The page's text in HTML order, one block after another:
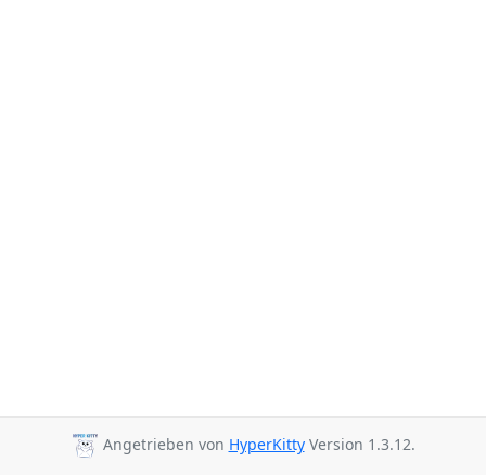
Angetrieben von HyperKittyVersion 1.3.12.